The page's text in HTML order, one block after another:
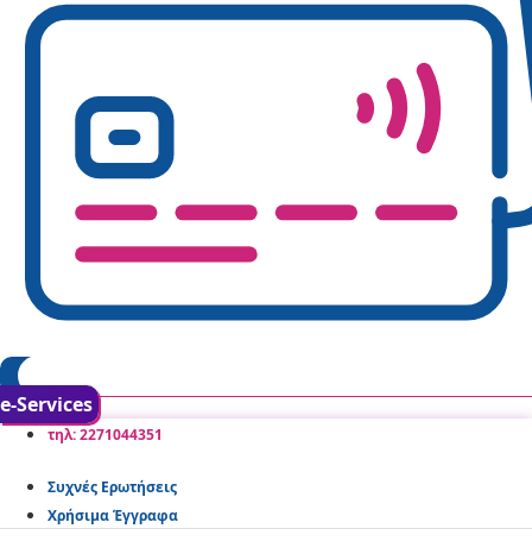
e-Services
τηλ: 2271044351
Συχνές Ερωτήσεις
Χρήσιμα Έγγραφα